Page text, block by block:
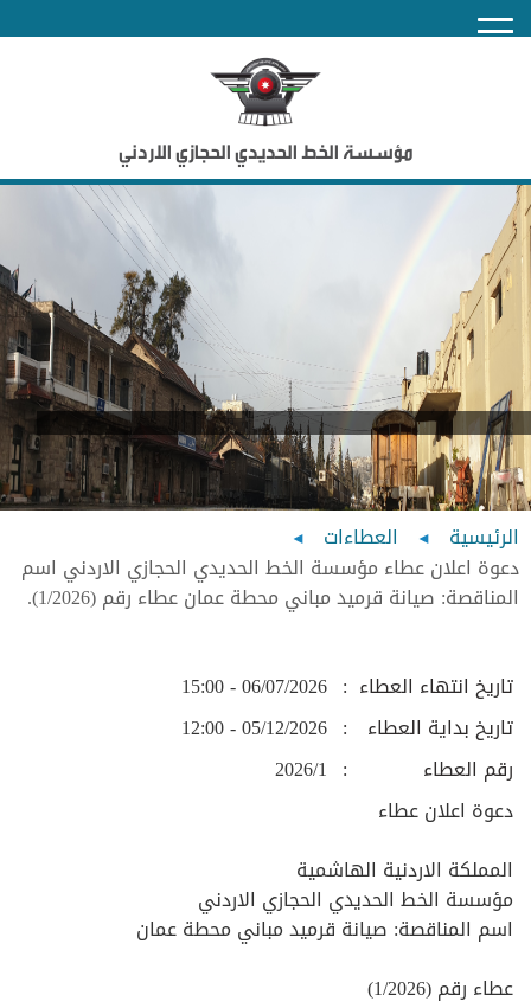
مؤسسة الخط الحديدي الحجازي الاردني
Breadcrumb
الرئيسية
العطاءات
دعوة اعلان عطاء مؤسسة الخط الحديدي الحجازي الاردني اسم
المناقصة: صيانة قرميد مباني محطة عمان عطاء رقم (1/2026).
تاريخ انتهاء العطاء
06/07/2026 - 15:00
تاريخ بداية العطاء
05/12/2026 - 12:00
رقم العطاء
2026/1
دعوة اعلان عطاء
المملكة الاردنية الهاشمية
مؤسسة الخط الحديدي الحجازي الاردني
اسم المناقصة: صيانة قرميد مباني محطة عمان
عطاء رقم (1/2026)